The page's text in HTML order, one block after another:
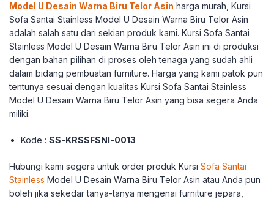
Model U Desain Warna Biru Telor Asin harga murah, Kursi
Sofa Santai Stainless Model U Desain Warna Biru Telor Asin
adalah salah satu dari sekian produk kami. Kursi Sofa Santai
Stainless Model U Desain Warna Biru Telor Asin ini di produksi
dengan bahan pilihan di proses oleh tenaga yang sudah ahli
dalam bidang pembuatan furniture. Harga yang kami patok pun
tentunya sesuai dengan kualitas Kursi Sofa Santai Stainless
Model U Desain Warna Biru Telor Asin yang bisa segera Anda
miliki.
Kode :SS-KRSSFSNI-0013
Hubungi kami segera untuk order produk Kursi Sofa Santai
Stainless Model U Desain Warna Biru Telor Asin atau Anda pun
boleh jika sekedar tanya-tanya mengenai furniture jepara,